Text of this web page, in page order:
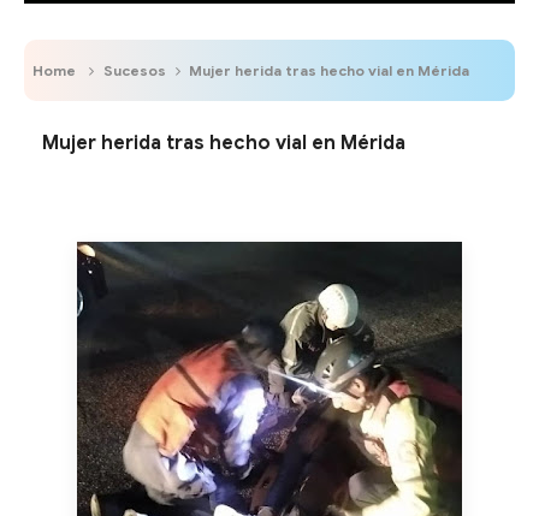
Home Sucesos Mujer herida tras hecho vial en Mérida
Mujer herida tras hecho vial en Mérida